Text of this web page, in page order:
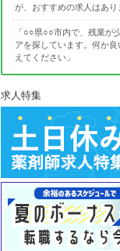
が、おすすめの求人はあり
「○○県○○市内で、残業が
アを探しています。何か
えてください」
求人特集